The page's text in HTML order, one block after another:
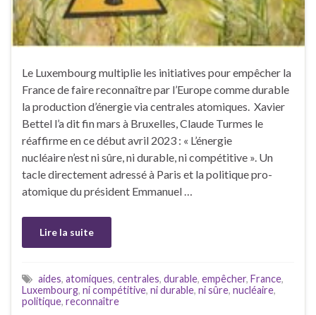
Le Luxembourg multiplie les initiatives pour empêcher la
France de faire reconnaître par l’Europe comme durable
la production d’énergie via centrales atomiques. Xavier
Bettel l’a dit fin mars à Bruxelles, Claude Turmes le
réaffirme en ce début avril 2023 : « L’énergie
nucléaire n’est ni sûre, ni durable, ni compétitive ». Un
tacle directement adressé à Paris et la politique pro-
atomique du président Emmanuel …
Lire la suite
aides, atomiques, centrales, durable, empêcher, France,
Luxembourg, ni compétitive, ni durable, ni sûre, nucléaire,
politique, reconnaître